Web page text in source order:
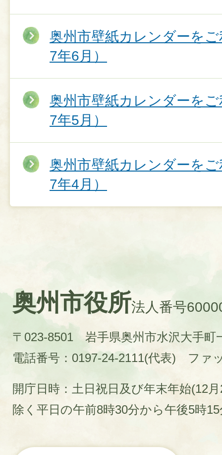
奥州市壁紙カレンダーを
7年6月）
奥州市壁紙カレンダーを
7年5月）
奥州市壁紙カレンダーを
7年4月）
奥州市役所法人番号
〒023-8501 岩手県奥州市水沢大手町
電話番号：0197-24-2111(代表)
ファ
開庁日時：土日祝日及び年末年始(12
除く平日の午前8時30分から午後5時